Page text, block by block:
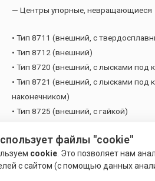
— Центры упорные, невращающиеся
• Тип 8711 (внешний, с
• Тип 8712 (внешний)
• Тип 8720 (внешний, с лысками под
• Тип 8721 (внешний, с лысками под
наконечником)
• Тип 8725 (внешний, с гайкой)
наконечником)
• Тип 8730 (внешний, срезанный)
• Тип 8731 (внешний, срезанный, с
файлы "cookie"
cookie . Это позволяет нам
с сайтом (с помощью данных